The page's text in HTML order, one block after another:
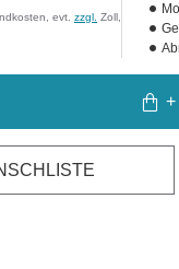
evt. zzgl. Zoll,
+